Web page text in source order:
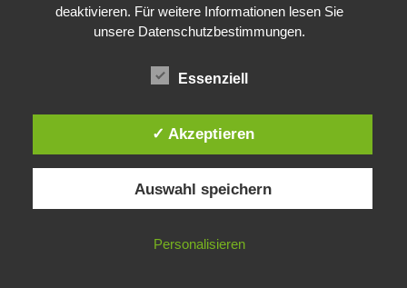
deaktivieren. Für weitere Informationen lesen Sie
unsere Datenschutzbestimmungen.
Essenziell
✓ Akzeptieren
Auswahl speichern
Personalisieren